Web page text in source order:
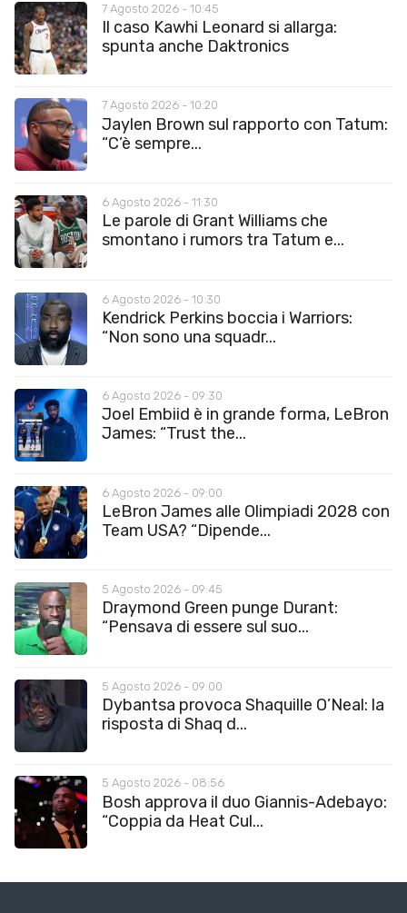
7 Agosto 2026 - 10:45
Il caso Kawhi Leonard si allarga:
spunta anche Daktronics
7 Agosto 2026 - 10:20
Jaylen Brown sul rapporto con Tatum:
“C’è sempre...
6 Agosto 2026 - 11:30
Le parole di Grant Williams che
smontano i rumors tra Tatum e...
6 Agosto 2026 - 10:30
Kendrick Perkins boccia i Warriors:
“Non sono una squadr...
6 Agosto 2026 - 09:30
Joel Embiid è in grande forma, LeBron
James: “Trust the...
6 Agosto 2026 - 09:00
LeBron James alle Olimpiadi 2028 con
Team USA? “Dipende...
5 Agosto 2026 - 09:45
Draymond Green punge Durant:
“Pensava di essere sul suo...
5 Agosto 2026 - 09:00
Dybantsa provoca Shaquille O’Neal: la
risposta di Shaq d...
5 Agosto 2026 - 08:56
Bosh approva il duo Giannis-Adebayo:
“Coppia da Heat Cul...